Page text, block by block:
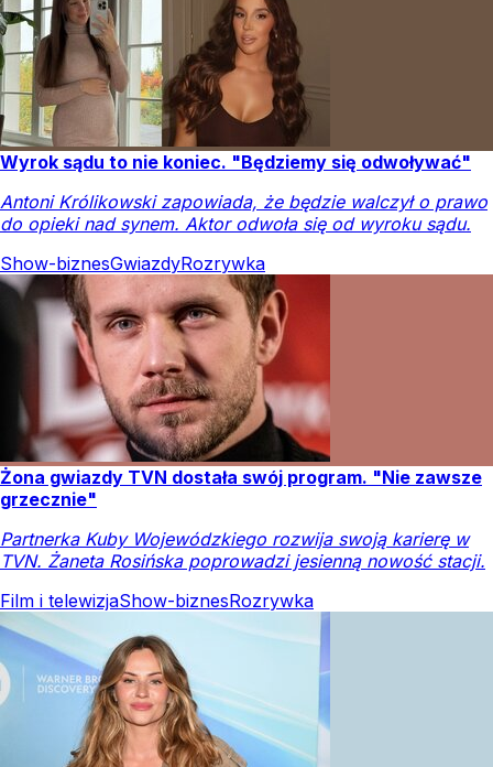
Wyrok sądu to nie koniec. "Będziemy się odwoływać"
Antoni Królikowski zapowiada, że będzie walczył o prawo
do opieki nad synem. Aktor odwoła się od wyroku sądu.
Show-biznesGwiazdyRozrywka
Żona gwiazdy TVN dostała swój program. "Nie zawsze
grzecznie"
Partnerka Kuby Wojewódzkiego rozwija swoją karierę w
TVN. Żaneta Rosińska poprowadzi jesienną nowość stacji.
Film i telewizjaShow-biznesRozrywka